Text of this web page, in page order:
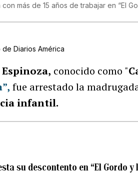
más de 15 años de trabajar en “El
Diarios América
Espinoza, conocido como "
fue arrestado la
infantil.
su descontento en “El Gordo